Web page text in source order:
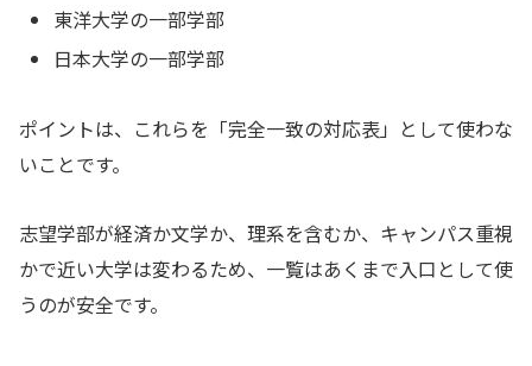
東洋大学の一部学部
日本大学の一部学部
ポイントは、これらを「完全一致の対応表」として使わな
いことです。
志望学部が経済か文学か、理系を含むか、キャンパス重視
かで近い大学は変わるため、一覧はあくまで入口として使
うのが安全です。